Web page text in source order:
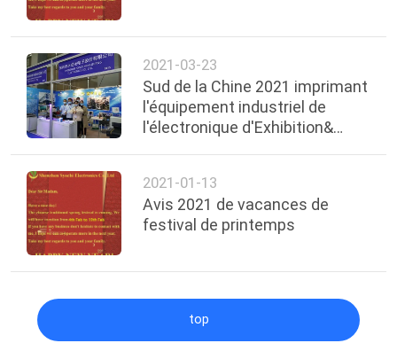
DEMANDEZ
UNE
CITATION
PLAN
DU
SITE
PRIVACY
2021-03-23
Sud de la Chine 2021 imprimant
l'équipement industriel de
l'électronique d'Exhibition&
2021-01-13
Avis 2021 de vacances de
festival de printemps
top